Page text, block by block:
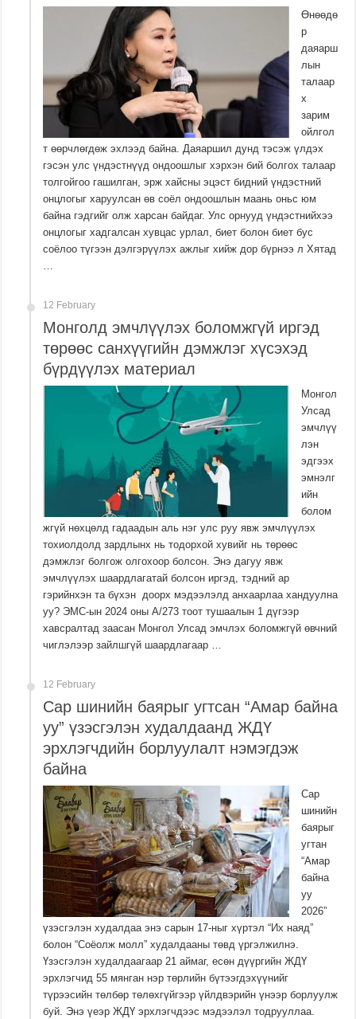
Өнөөдө
р
даяарш
лын
талаар
х
зарим
ойлгол
т өөрчлөгдөж эхлээд байна. Даяаршил дунд тэсэж үлдэх
гэсэн улс үндэстнүүд ондоошлыг хэрхэн бий болгох талаар
толгойгоо гашилган, эрж хайсны эцэст бидний үндэстний
онцлогыг харуулсан өв соёл ондоошлын маань оньс юм
байна гэдгийг олж харсан байдаг. Улс орнууд үндэстнийхээ
онцлогыг хадгалсан хувцас урлал, биет болон биет бус
соёлоо түгээн дэлгэрүүлэх ажлыг хийж дор бүрнээ л Хятад
…
12 February
Монголд эмчлүүлэх боломжгүй иргэд
төрөөс санхүүгийн дэмжлэг хүсэхэд
бүрдүүлэх материал
Монгол
Улсад
эмчлүү
лэн
эдгээх
эмнэлг
ийн
болом
жгүй нөхцөлд гадаадын аль нэг улс руу явж эмчлүүлэх
тохиолдолд зардлынх нь тодорхой хувийг нь төрөөс
дэмжлэг болгож олгохоор болсон. Энэ дагуу явж
эмчлүүлэх шаардлагатай болсон иргэд, тэдний ар
гэрийнхэн та бүхэн доорх мэдээлэлд анхаарлаа хандуулна
уу? ЭМС-ын 2024 оны А/273 тоот тушаалын 1 дүгээр
хавсралтад заасан Монгол Улсад эмчлэх боломжгүй өвчний
чиглэлээр зайлшгүй шаардлагаар …
12 February
Сар шинийн баярыг угтсан “Амар байна
уу” үзэсгэлэн худалдаанд ЖДҮ
эрхлэгчдийн борлуулалт нэмэгдэж
байна
Сар
шинийн
баярыг
угтан
“Амар
байна
уу
2026”
үзэсгэлэн худалдаа энэ сарын 17-ныг хүртэл “Их наяд”
болон “Соёолж молл” худалдааны төвд үргэлжилнэ.
Үзэсгэлэн худалдаагаар 21 аймаг, есөн дүүргийн ЖДҮ
эрхлэгчид 55 мянган нэр төрлийн бүтээгдэхүүнийг
түрээсийн төлбөр төлөхгүйгээр үйлдвэрийн үнээр борлуулж
буй. Энэ үеэр ЖДҮ эрхлэгчдээс мэдээлэл тодрууллаа.